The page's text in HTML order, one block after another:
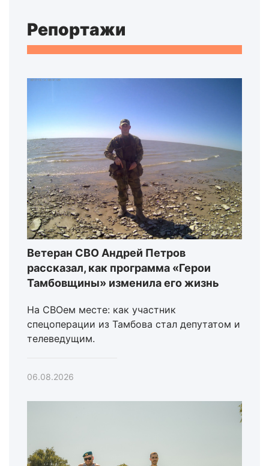
Репортажи
Ветеран СВО Андрей Петров
рассказал, как программа «Герои
Тамбовщины» изменила его жизнь
На СВОем месте: как участник
спецоперации из Тамбова стал депутатом и
телеведущим.
06.08.2026